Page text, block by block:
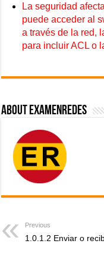
La seguridad
puede acceder al
a través de la red,
para incluir ACL o
About ExamenRedes
Previous
1.0.1.2 Enviar o